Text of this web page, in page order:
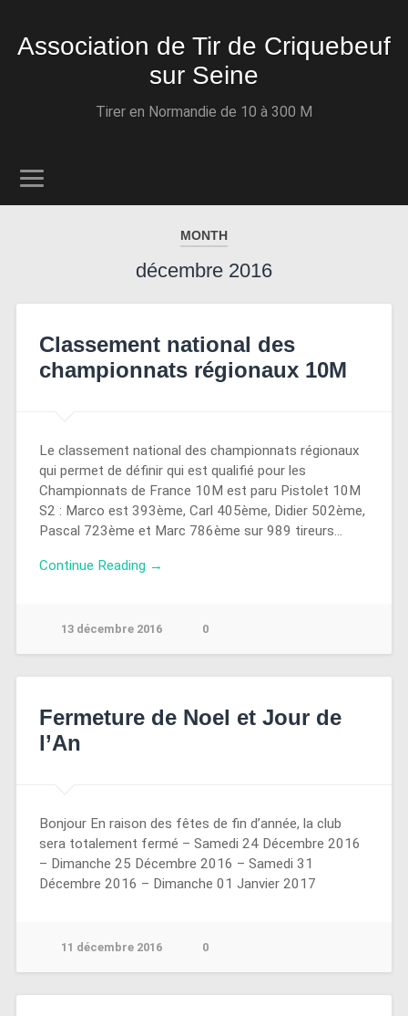
Association de Tir de Criquebeuf
sur Seine
Tirer en Normandie de 10 à 300 M
MONTH
décembre 2016
Classement national des
championnats régionaux 10M
Le classement national des championnats régionaux
qui permet de définir qui est qualifié pour les
Championnats de France 10M est paru Pistolet 10M
S2 : Marco est 393ème, Carl 405ème, Didier 502ème,
Pascal 723ème et Marc 786ème sur 989 tireurs…
Continue Reading →
13 décembre 2016 0
Fermeture de Noel et Jour de
l’An
Bonjour En raison des fêtes de fin d’année, la club
sera totalement fermé – Samedi 24 Décembre 2016
– Dimanche 25 Décembre 2016 – Samedi 31
Décembre 2016 – Dimanche 01 Janvier 2017
11 décembre 2016 0